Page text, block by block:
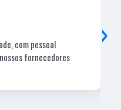
com pessoal
fornecedores
›